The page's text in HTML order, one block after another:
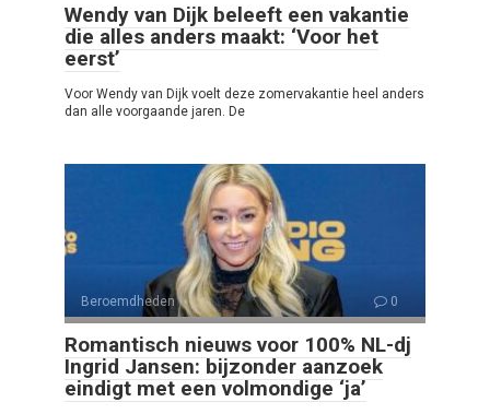
Wendy van Dijk beleeft een vakantie
die alles anders maakt: ‘Voor het
eerst’
Voor Wendy van Dijk voelt deze zomervakantie heel anders
dan alle voorgaande jaren. De
Beroemdheden 0
Romantisch nieuws voor 100% NL-dj
Ingrid Jansen: bijzonder aanzoek
eindigt met een volmondige ‘ja’